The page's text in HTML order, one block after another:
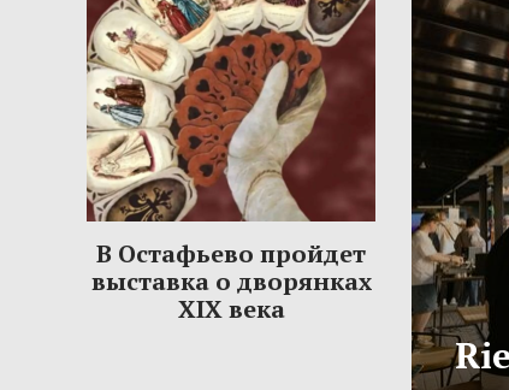
В Остафьево пройдет
выставка о дворянках
XIX века